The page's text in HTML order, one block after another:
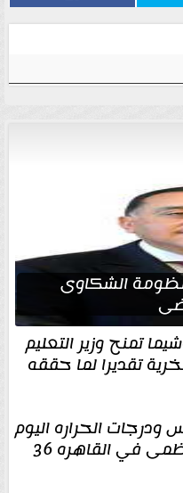
الشكاوى
تمنح وزير التعليم
تقديرا لما حققه
الحراره اليوم
السبت... العظمى في القاهره 36